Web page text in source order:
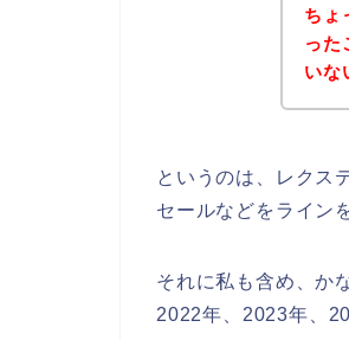
ちょ
った
いな
というのは、レクス
セールなどをライン
それに私も含め、か
2022年、2023年、